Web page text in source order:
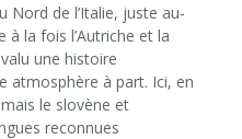
Nord de l’Italie, juste au-
à la fois l’Autriche et la
une histoire
atmosphère à part. Ici, en
le slovène et
reconnues